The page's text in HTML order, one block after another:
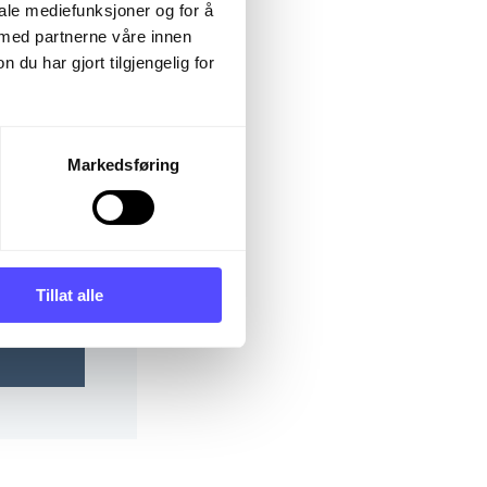
mediefunksjoner og for å
partnerne våre innen
du har gjort tilgjengelig for
Markedsføring
Tillat alle